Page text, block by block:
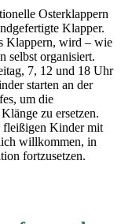
Osterklappern
Klapper.
Klappern, wird – wie
selbst organisiert.
7, 12 und 18 Uhr
starten an der
um die
zu ersetzen.
fleißigen Kinder mit
willkommen, in
fortzusetzen.